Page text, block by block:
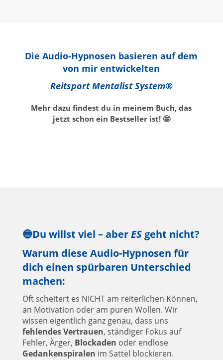
Die Audio-Hypnosen basieren auf dem
von mir entwickelten
Reitsport Mentalist System®
Mehr dazu findest du in meinem Buch, das
jetzt schon ein Bestseller ist! 🤩
🔵Du willst viel – aberESgeht nicht?
Warum diese Audio-Hypnosen für
dich einen spürbaren Unterschied
machen:
Oft scheitert es NICHT am reiterlichen Können,
an Motivation oder am puren Wollen. Wir
wissen eigentlich ganz genau, dass uns
fehlendes Vertrauen, ständiger Fokus auf
Fehler, Ärger, Blockaden oder endlose
Gedankenspiralen im Sattel blockieren.